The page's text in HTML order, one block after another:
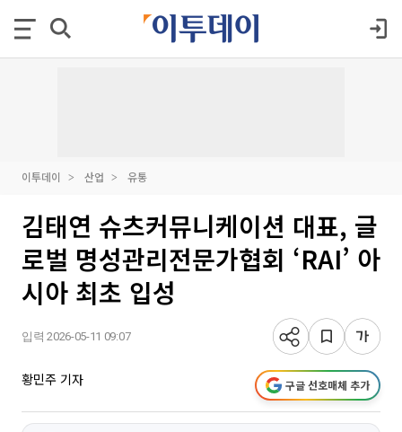
이투데이 산업 유통
김태연 슈츠커뮤니케이션 대표, 글
로벌 명성관리전문가협회 ‘RAI’ 아
시아 최초 입성
입력 2026-05-11 09:07
황민주 기자 구글 선호매체 추가